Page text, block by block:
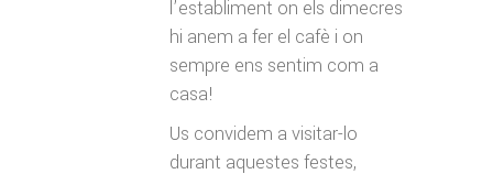
l’establiment on els dimecres
hi anem a fer el cafè i on
sempre ens sentim com a
casa!
Us convidem a visitar-lo
durant aquestes festes,